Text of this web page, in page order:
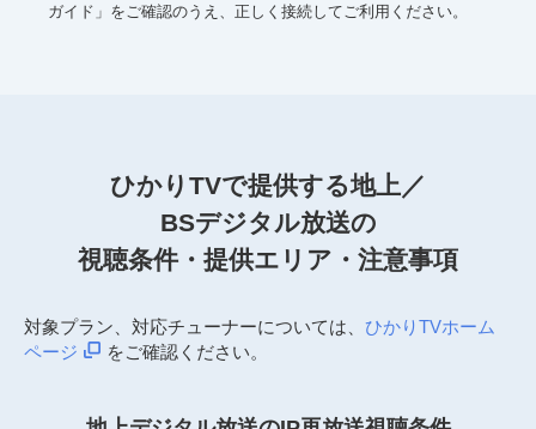
ガイド」をご確認のうえ、正しく接続してご利用ください。
ひかりTVで提供する地上／
BSデジタル放送の
視聴条件・提供エリア・注意事項
対象プラン、対応チューナーについては、 ひかりTVホーム
ページ
をご確認ください。